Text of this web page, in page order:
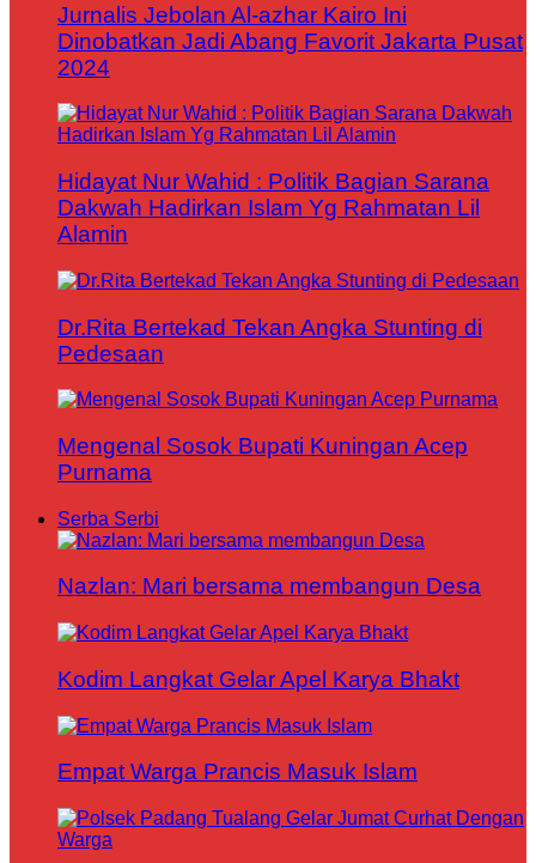
Jurnalis Jebolan Al-azhar Kairo Ini
Dinobatkan Jadi Abang Favorit Jakarta Pusat
2024
Hidayat Nur Wahid : Politik Bagian Sarana
Dakwah Hadirkan Islam Yg Rahmatan Lil
Alamin
Dr.Rita Bertekad Tekan Angka Stunting di
Pedesaan
Mengenal Sosok Bupati Kuningan Acep
Purnama
Serba Serbi
Nazlan: Mari bersama membangun Desa
Kodim Langkat Gelar Apel Karya Bhakt
Empat Warga Prancis Masuk Islam